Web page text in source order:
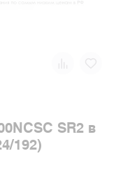
SR2 в
192)